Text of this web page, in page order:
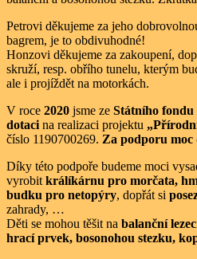
Petrovi děkujeme za jeho
bagrem, je to obdivuhodné!
Honzovi děkujeme za zakoupení,
skruží, resp. obřího tunelu, kterým
ale i projíždět na motorkách.
V roce 2020 jsme ze Státního
dotaci na realizaci projektu
číslo 1190700269. Za podporu moc
Díky této podpoře budeme moci
vyrobit králíkárnu pro morčata,
budku pro netopýry, dopřát si
zahrady, …
Děti se mohou těšit na balanční
hrací prvek, bosonohou stezku,